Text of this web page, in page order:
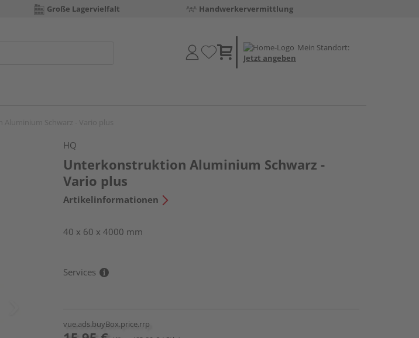
Große Lagervielfalt Handwerkervermittlung
Mein Standort:
Jetzt angeben
HQ
Unterkonstruktion Aluminium Schwarz -
Vario plus
Artikelinformationen
40 x 60 x 4000 mm
Services
vue.ads.buyBox.price.rrp